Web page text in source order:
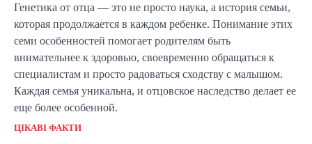
Генетика от отца — это не просто наука, а история семьи,
которая продолжается в каждом ребенке. Понимание этих
семи особенностей помогает родителям быть
внимательнее к здоровью, своевременно обращаться к
специалистам и просто радоваться сходству с малышом.
Каждая семья уникальна, и отцовское наследство делает ее
еще более особенной.
ЦІКАВІ ФАКТИ